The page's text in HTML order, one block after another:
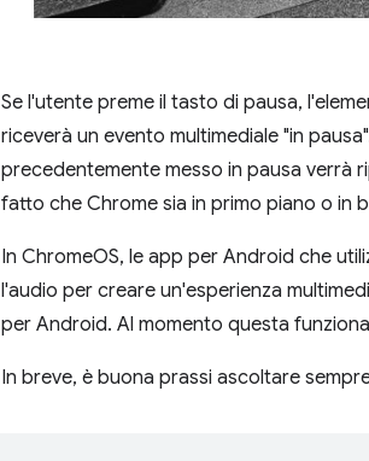
Se l'utente preme il tasto di pausa,
riceverà un evento multimediale "in
precedentemente messo in pausa verrà
fatto che Chrome sia in primo piano o in
In ChromeOS, le app per Android che
l'audio per creare un'esperienza
per Android. Al momento questa
In breve, è buona prassi ascoltare